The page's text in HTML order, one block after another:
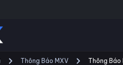
Thông Báo MXV Thông Báo